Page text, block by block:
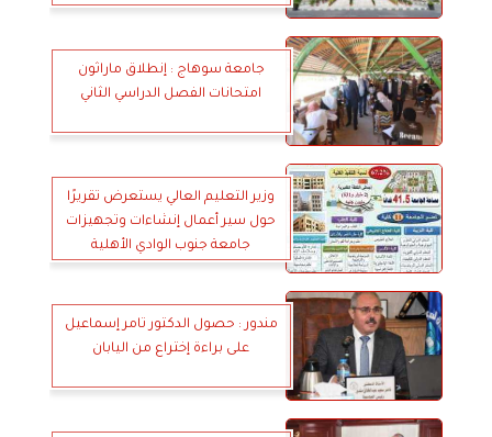
جامعة سوهاج : إنطلاق ماراثون
امتحانات الفصل الدراسي الثاني
وزير التعليم العالي يستعرض تقريرًا
حول سير أعمال إنشاءات وتجهيزات
جامعة جنوب الوادي الأهلية
مندور : حصول الدكتور تامر إسماعيل
على براءة إختراع من اليابان